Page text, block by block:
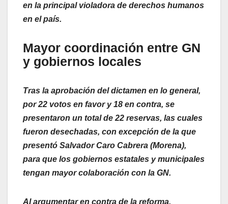
en la principal violadora de derechos humanos
en el país.
Mayor coordinación entre GN
y gobiernos locales
Tras la aprobación del dictamen en lo general,
por 22 votos en favor y 18 en contra, se
presentaron un total de 22 reservas, las cuales
fueron desechadas, con excepción de la que
presentó Salvador Caro Cabrera (Morena),
para que los gobiernos estatales y municipales
tengan mayor colaboración con la GN.
Al argumentar en contra de la reforma,